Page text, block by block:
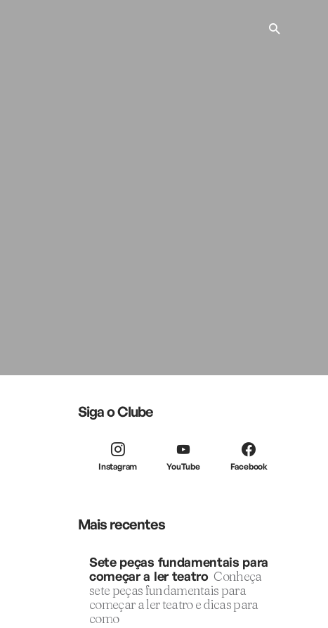
Siga o Clube
Instagram YouTube Facebook
Mais recentes
Sete peças fundamentais para
começar a ler teatro Conheça
sete peças fundamentais para
começar a ler teatro e dicas para
como